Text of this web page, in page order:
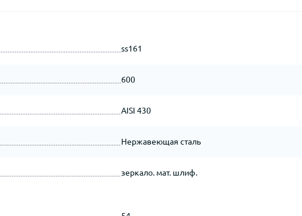
ss161
600
AISI 430
Нержавеющая сталь
зеркало. мат. шлиф.